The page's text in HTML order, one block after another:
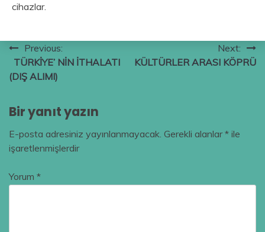
cihazlar.
Yazı
gezinmesi
Previous:
TÜRKİYE’ NİN İTHALATI
(DIŞ ALIMI)
Next:
KÜLTÜRLER ARASI KÖPRÜ
Bir yanıt yazın
E-posta adresiniz yayınlanmayacak. Gerekli alanlar* ile
işaretlenmişlerdir
Yorum *